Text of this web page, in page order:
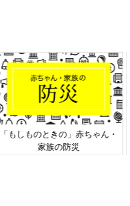
六星占術 細木かおりさんの人生
相談